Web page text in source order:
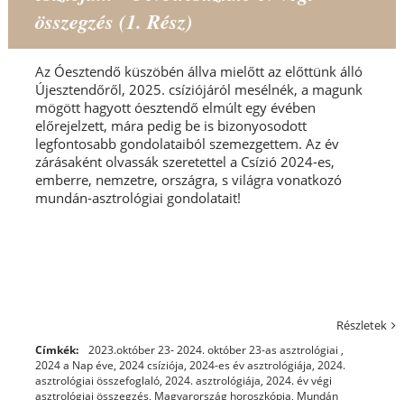
összegzés (1. Rész)
Az Óesztendő küszöbén állva mielőtt az előttünk álló
Újesztendőről, 2025. csíziójáról mesélnék, a magunk
mögött hagyott óesztendő elmúlt egy évében
előrejelzett, mára pedig be is bizonyosodott
legfontosabb gondolataiból szemezgettem. Az év
zárásaként olvassák szeretettel a Csízió 2024-es,
emberre, nemzetre, országra, s világra vonatkozó
mundán-asztrológiai gondolatait!
Részletek
Címkék: 2023.október 23- 2024. október 23-as asztrológiai ,
2024 a Nap éve, 2024 csíziója, 2024-es év asztrológiája, 2024.
asztrológiai összefoglaló, 2024. asztrológiája, 2024. év végi
asztrológiai összegzés, Magyarország horoszkópja, Mundán